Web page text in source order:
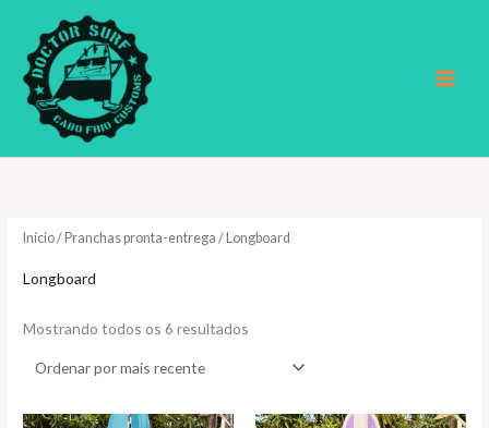
conteúdo
Início/ Pranchas pronta-entrega / Longboard
Longboard
Mostrando todos os 6 resultados
recente